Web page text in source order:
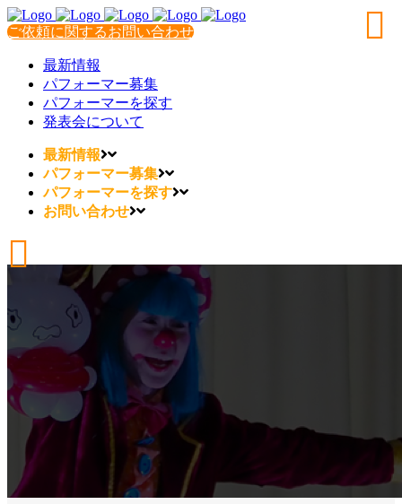
ご依頼に関するお問い合わせ
最新情報
パフォーマー募集
パフォーマーを探す
発表会について
最新情報
パフォーマー募集
パフォーマーを探す
お問い合わせ